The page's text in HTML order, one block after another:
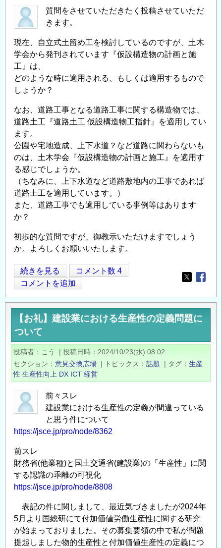
て
災
が
発
生
し
そ
う
な
場
合
の
代
理
人
の
対
応
に
い
て
質問をさせていただきたく投稿させていただ
きます。
現在、自立式土留め工を検討しているのですが、土木
学会から発刊されています『仮設構造物の計画と施
工』は、
どのような時に適用される、もしくは適用するもので
しょうか？
なお、道路工事となる道路工事に関する構造物では、
道路土工『道路土工 仮設構造物工指針』を適用してい
ます。
公園や宅地造成、上下水道？など道路に関わらないも
のは、土木学会『仮設構造物の計画と施工』を適用す
る感じでしょうか。
（ちなみに、上下水道など道路敷地内の工事であれば
道路土工を適用しています。）
また、道路工事でも適用している事例等はあります
か？
初歩的な質問ですが、御教示いただけますでしょう
か。よろしくお願いいたします。
土
木
学
会
発
刊
仮
設
構
造
物
の
画
施
工
の
適
用
に
つ
い
続きを見る
コメント数 4
コメントを追加
Opens in
【お礼】建設業における生産性の定義問題に
ついて
投稿者 こう | 投稿日時
2024/10/23(水) 08:02
セクション
意見交換広場 | トピックス 話題 | タグ
生産
性 生産性向上 DX ICT 経営
前々スレ
建設業における生産性の定義が間違っている
と思う件について
https://jsce.jp/pro/node/8362
前スレ
財務省(他業種)と国土交通省(建設業)の「生産性」に関
する認識の乖離の可視化
https://jsce.jp/pro/node/8808
表記の件に関しまして、最近気づきましたが2024年
5月より国総研にて付加価値労働生産性に関する研究
が始まっておりました。その募集要領の中で私が問題
提起しました物的生産性と付加価値生産性の定義につ